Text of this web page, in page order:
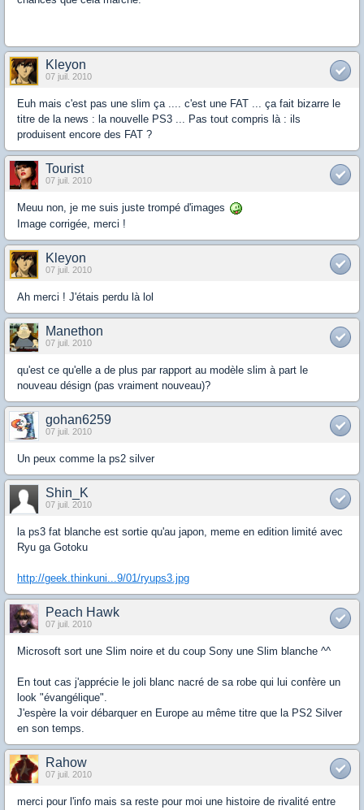
Kleyon
07 juil. 2010
Euh mais c'est pas une slim ça .... c'est une FAT ... ça fait bizarre le
titre de la news : la nouvelle PS3 ... Pas tout compris là : ils
produisent encore des FAT ?
Tourist
07 juil. 2010
Meuu non, je me suis juste trompé d'images
Image corrigée, merci !
Kleyon
07 juil. 2010
Ah merci ! J'étais perdu là lol
Manethon
07 juil. 2010
qu'est ce qu'elle a de plus par rapport au modèle slim à part le
nouveau désign (pas vraiment nouveau)?
gohan6259
07 juil. 2010
Un peux comme la ps2 silver
Shin_K
07 juil. 2010
la ps3 fat blanche est sortie qu'au japon, meme en edition limité avec
Ryu ga Gotoku
http://geek.thinkuni...9/01/ryups3.jpg
Peach Hawk
07 juil. 2010
Microsoft sort une Slim noire et du coup Sony une Slim blanche ^^
En tout cas j'apprécie le joli blanc nacré de sa robe qui lui confère un
look "évangélique".
J'espère la voir débarquer en Europe au même titre que la PS2 Silver
en son temps.
Rahow
07 juil. 2010
merci pour l'info mais sa reste pour moi une histoire de rivalité entre